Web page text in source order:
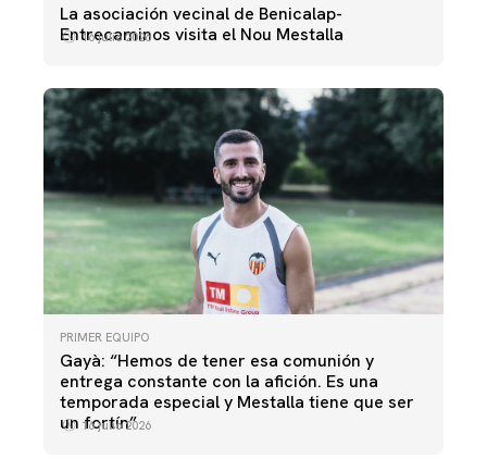
La asociación vecinal de Benicalap-
Entrecaminos visita el Nou Mestalla
16 julio 2026
PRIMER EQUIPO
Gayà: “Hemos de tener esa comunión y
entrega constante con la afición. Es una
temporada especial y Mestalla tiene que ser
un fortín”
16 julio 2026